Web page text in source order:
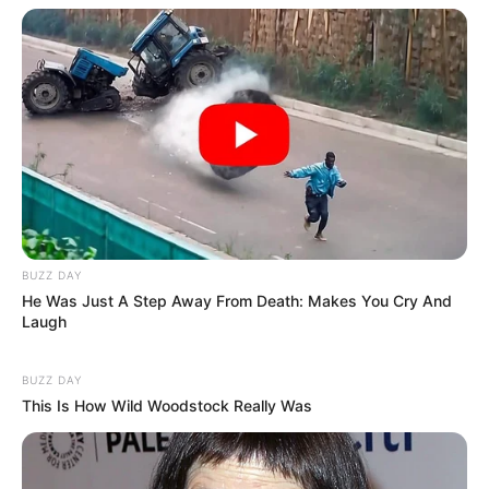
parágrafo anterior, a Secretaria Municipal de Saúde expedirá
resoluções, portarias ou outros dispositivos legais e constitucionais
para a aplicabilidade financeira do incentivo.
Art. 3º. A avaliação mensal do cumprimento dos requisitos
previstos no artigo 2º será realizada pelo enfermeiro responsável
pela equipe.
Art. 4º. O repasse do incentivo a que refere esta Lei
do efetivo recebimento pelo Município, do valor a título de incentivo
financeiro adicional, repassado pelo Ministério da Saúde.
BUZZ DAY
He Was Just A Step Away From Death: Makes You Cry And
Laugh
BUZZ DAY
This Is How Wild Woodstock Really Was